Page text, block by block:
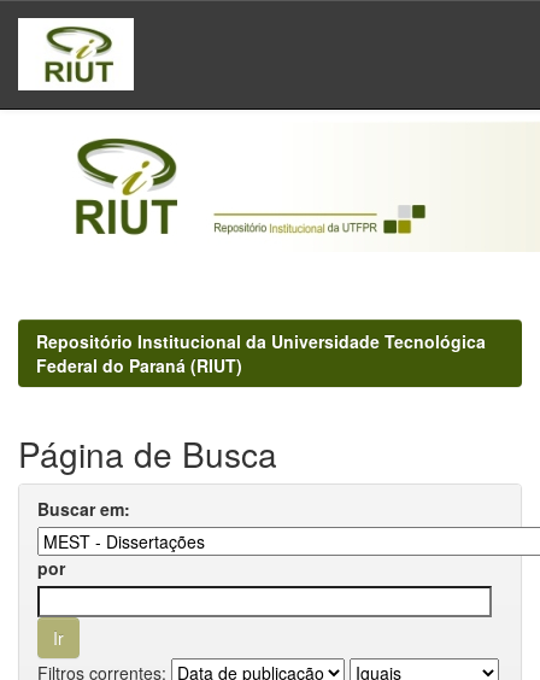
Skip
navigation
Repositório Institucional da Universidade Tecnológica
Federal do Paraná (RIUT)
Página de Busca
Buscar em:
por
Filtros correntes: